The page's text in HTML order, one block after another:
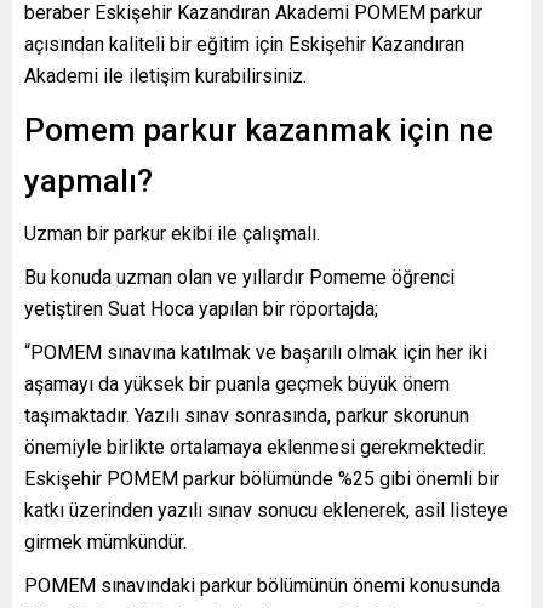
beraber Eskişehir Kazandıran Akademi POMEM parkur
açısından kaliteli bir eğitim için Eskişehir Kazandıran
Akademi ile iletişim kurabilirsiniz.
Pomem parkur kazanmak için ne
yapmalı?
Uzman bir parkur ekibi ile çalışmalı.
Bu konuda uzman olan ve yıllardır Pomeme öğrenci
yetiştiren Suat Hoca yapılan bir röportajda;
“POMEM sınavına katılmak ve başarılı olmak için her iki
aşamayı da yüksek bir puanla geçmek büyük önem
taşımaktadır. Yazılı sınav sonrasında, parkur skorunun
önemiyle birlikte ortalamaya eklenmesi gerekmektedir.
Eskişehir POMEM parkur bölümünde %25 gibi önemli bir
katkı üzerinden yazılı sınav sonucu eklenerek, asil listeye
girmek mümkündür.
POMEM sınavındaki parkur bölümünün önemi konusunda